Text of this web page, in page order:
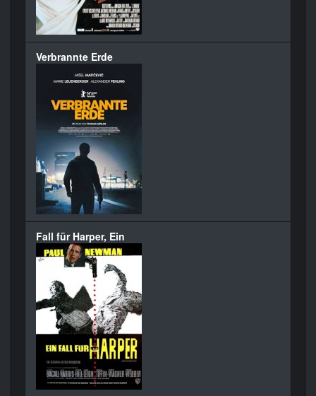
Verbrannte Erde
Fall für Harper, Ein